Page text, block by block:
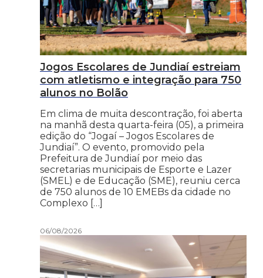
Jogos Escolares de Jundiaí estreiam
com atletismo e integração para 750
alunos no Bolão
Em clima de muita descontração, foi aberta
na manhã desta quarta-feira (05), a primeira
edição do “Jogaí – Jogos Escolares de
Jundiaí”. O evento, promovido pela
Prefeitura de Jundiaí por meio das
secretarias municipais de Esporte e Lazer
(SMEL) e de Educação (SME), reuniu cerca
de 750 alunos de 10 EMEBs da cidade no
Complexo […]
06/08/2026